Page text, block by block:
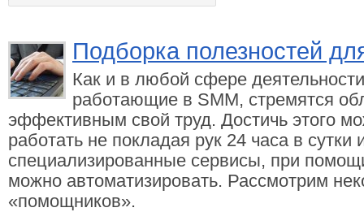
Подборка полезностей
Как и в любой сфере
работающие в SMM, стремятся
эффективным свой труд. Достичь этого
работать не покладая рук 24 часа в сутки
специализированные сервисы, при
можно автоматизировать. Рассмотрим
«помощников».